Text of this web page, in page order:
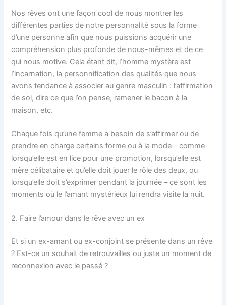
Nos rêves ont une façon cool de nous montrer les
différentes parties de notre personnalité sous la forme
d’une personne afin que nous puissions acquérir une
compréhension plus profonde de nous-mêmes et de ce
qui nous motive. Cela étant dit, l’homme mystère est
l’incarnation, la personnification des qualités que nous
avons tendance à associer au genre masculin : l’affirmation
de soi, dire ce que l’on pense, ramener le bacon à la
maison, etc.
Chaque fois qu’une femme a besoin de s’affirmer ou de
prendre en charge certains forme ou à la mode – comme
lorsqu’elle est en lice pour une promotion, lorsqu’elle est
mère célibataire et qu’elle doit jouer le rôle des deux, ou
lorsqu’elle doit s’exprimer pendant la journée – ce sont les
moments où le l’amant mystérieux lui rendra visite la nuit.
2. Faire l’amour dans le rêve avec un ex
Et si un ex-amant ou ex-conjoint se présente dans un rêve
? Est-ce un souhait de retrouvailles ou juste un moment de
reconnexion avec le passé ?